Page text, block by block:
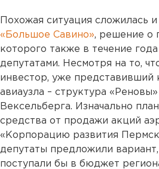
Похожая ситуация сложилась
«Большое Савино», решение о
которого также в течение
депутатами. Несмотря на то,
инвестор, уже представивший
авиаузла – структура
Вексельберга. Изначально
средства от продажи акций
«Корпорацию развития
депутаты предложили
поступали бы в бюджет